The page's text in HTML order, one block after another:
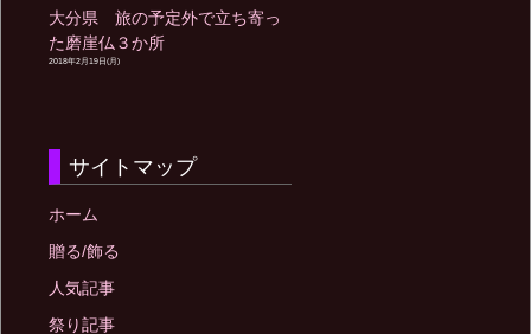
大分県 旅の予定外で立ち寄っ
た磨崖仏３か所
2018年2月19日(月)
サイトマップ
ホーム
贈る/飾る
人気記事
祭り記事